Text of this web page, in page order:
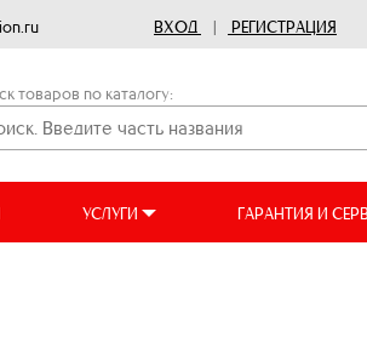
ВХОД | РЕГИСТРАЦИЯ
товаров по каталогу:
УСЛУГИ ГАРАНТИЯ И